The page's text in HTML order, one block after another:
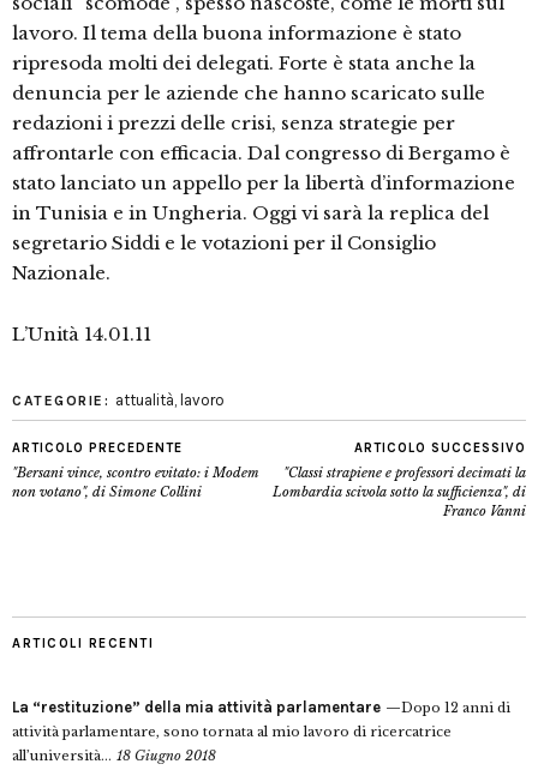
lavoro. Il tema della buona informazione è stato
ripresoda molti dei delegati. Forte è stata anche la
denuncia per le aziende che hanno scaricato sulle
redazioni i prezzi delle crisi, senza strategie per
affrontarle con efficacia. Dal congresso di Bergamo è
stato lanciato un appello per la libertà d’informazione
in Tunisia e in Ungheria. Oggi vi sarà la replica del
segretario Siddi e le votazioni per il Consiglio
Nazionale.
L’Unità 14.01.11
CATEGORIE: attualità, lavoro
ARTICOLO PRECEDENTE
"Bersani vince, scontro evitato: i Modem
non votano", di Simone Collini
ARTICOLO SUCCESSIVO
"Classi strapiene e professori decimati la
Lombardia scivola sotto la sufficienza", di
Franco Vanni
ARTICOLI RECENTI
La “restituzione” della mia attività parlamentare
Dopo 12 anni di
attività parlamentare, sono tornata al mio lavoro di ricercatrice
all’università... 18 Giugno 2018